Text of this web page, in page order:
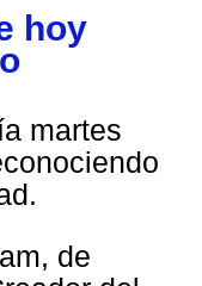
hoy
martes
de